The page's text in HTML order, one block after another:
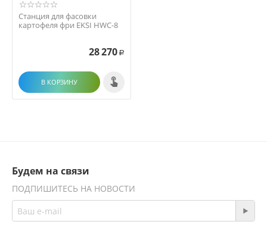
Станция для фасовки
картофеля фри EKSI HWC-8
28 270 Р
В КОРЗИНУ
Будем на связи
ПОДПИШИТЕСЬ НА НОВОСТИ